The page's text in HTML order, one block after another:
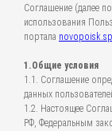
Соглашение (далее
использования
портала
1.Общие условия
1.1. Соглашение
данных
1.2. Настоящее
РФ, Федеральным